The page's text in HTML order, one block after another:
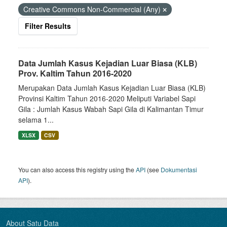
Creative Commons Non-Commercial (Any)
Filter Results
Data Jumlah Kasus Kejadian Luar Biasa (KLB)
Prov. Kaltim Tahun 2016-2020
Merupakan Data Jumlah Kasus Kejadian Luar Biasa (KLB)
Provinsi Kaltim Tahun 2016-2020 Meliputi Variabel Sapi
Gila : Jumlah Kasus Wabah Sapi Gila di Kalimantan Timur
selama 1...
XLSX CSV
You can also access this registry using theAPI (see Dokumentasi
API).
About Satu Data